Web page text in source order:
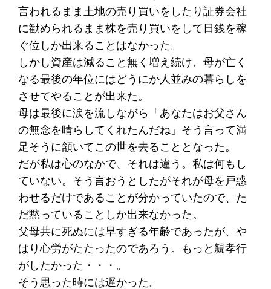
言われるまま土地の売り買いをしたり証券会社
に勧められるまま株を売り買いをして日銭を稼
ぐ位しか出来ることはなかった。
しかし資産は減ること無く増え続け、母が亡く
なる最後の年位にはどうにか人並みの暮らしを
させてやることが出来た。
母は最後に涙を流しながら「あなたはお父さん
の無念を晴らしてくれたんだね」そう言って満
足そうに頷いてこの世を去ることとなった。
だが私は心のなかで、それは違う。私は何もし
ていない。そう言おうとしたがそれが母を戸惑
わせるだけであることが分かっていたので、た
だ黙っていることしか出来なかった。
父母共に死ぬには早すぎる年齢であったが、や
はり心労がたたったのであろう。もっと親孝行
がしたかった・・・。
そう思った時には遅かった。